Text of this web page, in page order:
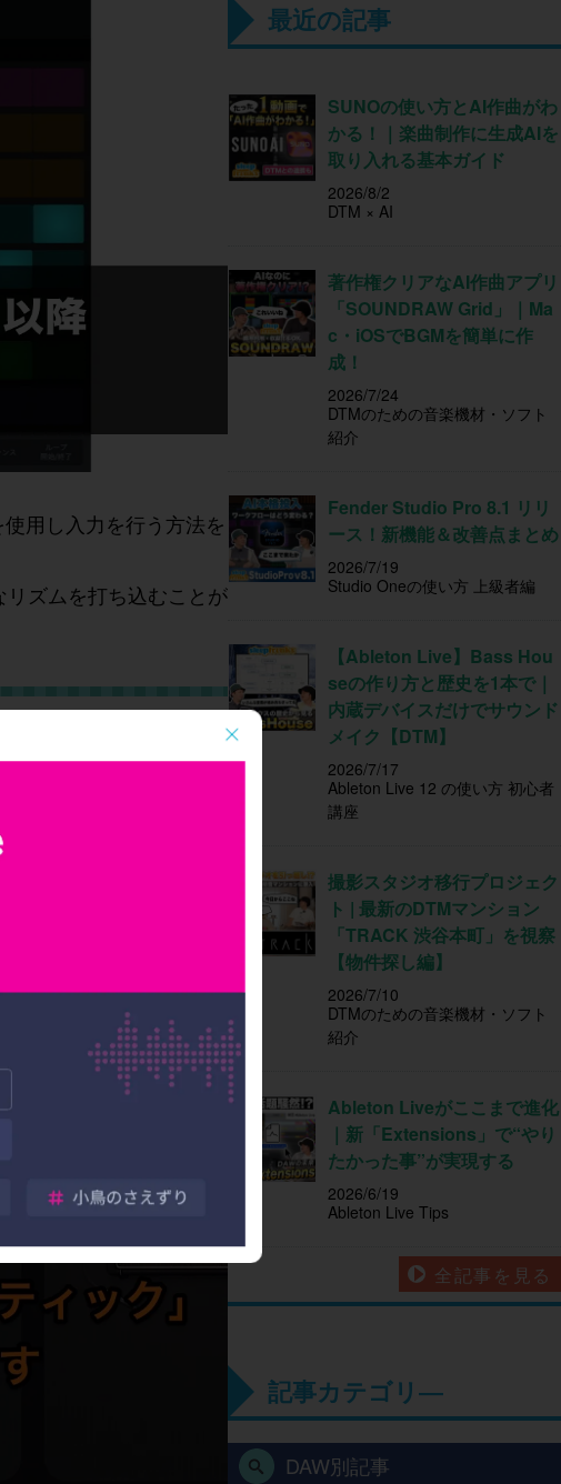
用し入力を行う方法を
ズムを打ち込むことが
最近の記事
SUNOの使い方とAI作曲がわ
かる！｜楽曲制作に生成AIを
取り入れる基本ガイド
2026/8/2
DTM × AI
著作権クリアなAI作曲アプリ
「SOUNDRAW Grid」｜Ma
c・iOSでBGMを簡単に作
成！
2026/7/24
DTMのための音楽機材・ソフト
紹介
Fender Studio Pro 8.1 リリ
ース！新機能＆改善点まとめ
2026/7/19
Studio Oneの使い方 上級者編
【Ableton Live】Bass Hou
seの作り方と歴史を1本で｜
内蔵デバイスだけでサウンド
メイク【DTM】
2026/7/17
Ableton Live 12 の使い方 初心者
講座
撮影スタジオ移行プロジェク
ト | 最新のDTMマンション
「TRACK 渋谷本町」を視察
【物件探し編】
2026/7/10
DTMのための音楽機材・ソフト
紹介
Ableton Liveがここまで進化
｜新「Extensions」で“やり
たかった事”が実現する
2026/6/19
Ableton Live Tips
全記事を見る
記事カテゴリ―
DAW別記事